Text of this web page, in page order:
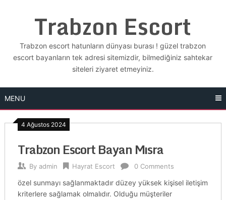
Trabzon Escort
Trabzon escort hatunların dünyası burası ! güzel trabzon
escort bayanların tek adresi sitemizdir, bilmediğiniz sahtekar
siteleri ziyaret etmeyiniz.
MENU
4 Ağustos 2024
Trabzon Escort Bayan Mısra
By admin Hayrat Escort 0 Comments
özel sunmayı sağlanmaktadır düzey yüksek kişisel iletişim
kriterlere sağlamak olmalıdır. Olduğu müşteriler